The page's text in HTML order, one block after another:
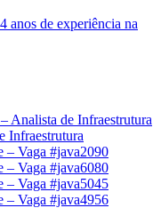
anos de experiência na
Analista de Infraestrutura
Infraestrutura
– Vaga #java2090
– Vaga #java6080
– Vaga #java5045
– Vaga #java4956